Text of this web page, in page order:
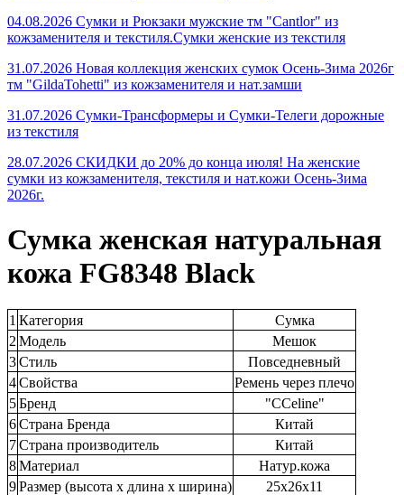
04.08.2026 Сумки и Рюкзаки мужские тм "Cantlor" из
кожзаменителя и текстиля.Сумки женские из текстиля
31.07.2026 Новая коллекция женских сумок Осень-Зима 2026г
тм "GildaTohetti" из кожзаменителя и нат.замши
31.07.2026 Сумки-Трансформеры и Сумки-Телеги дорожные
из текстиля
28.07.2026 СКИДКИ до 20% до конца июля! На женские
сумки из кожзаменителя, текстиля и нат.кожи Осень-Зима
2026г.
Сумка женская натуральная
кожа FG8348 Black
1 Категория
Сумка
2 Модель
Мешок
3Стиль
Повседневный
4Свойства
Ремень через плечо
5Бренд
"CCeline"
6Страна Бренда
Китай
7Страна производитель
Китай
8Материал
Натур.кожа
9Размер (высота х длина х ширина) 25х26х11